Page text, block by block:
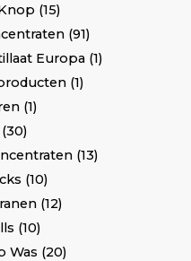
15
91
Europa 1
1
1
30
13
10
12
10
Was 20